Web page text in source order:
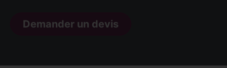
Demander un devis